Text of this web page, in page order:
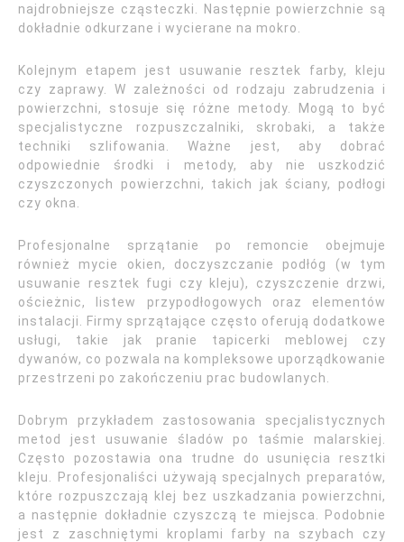
najdrobniejsze cząsteczki. Następnie powierzchnie są
dokładnie odkurzane i wycierane na mokro.
Kolejnym etapem jest usuwanie resztek farby, kleju
czy zaprawy. W zależności od rodzaju zabrudzenia i
powierzchni, stosuje się różne metody. Mogą to być
specjalistyczne rozpuszczalniki, skrobaki, a także
techniki szlifowania. Ważne jest, aby dobrać
odpowiednie środki i metody, aby nie uszkodzić
czyszczonych powierzchni, takich jak ściany, podłogi
czy okna.
Profesjonalne sprzątanie po remoncie obejmuje
również mycie okien, doczyszczanie podłóg (w tym
usuwanie resztek fugi czy kleju), czyszczenie drzwi,
ościeżnic, listew przypodłogowych oraz elementów
instalacji. Firmy sprzątające często oferują dodatkowe
usługi, takie jak pranie tapicerki meblowej czy
dywanów, co pozwala na kompleksowe uporządkowanie
przestrzeni po zakończeniu prac budowlanych.
Dobrym przykładem zastosowania specjalistycznych
metod jest usuwanie śladów po taśmie malarskiej.
Często pozostawia ona trudne do usunięcia resztki
kleju. Profesjonaliści używają specjalnych preparatów,
które rozpuszczają klej bez uszkadzania powierzchni,
a następnie dokładnie czyszczą te miejsca. Podobnie
jest z zaschniętymi kroplami farby na szybach czy